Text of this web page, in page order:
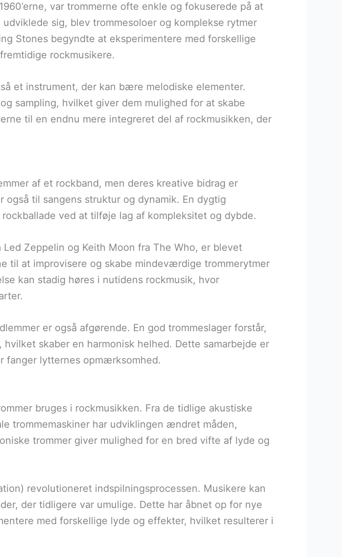
var trommerne ofte enkle og fokuserede på at
sig, blev trommesoloer og komplekse rytmer
Stones begyndte at eksperimentere med forskellige
rockmusikere.
et instrument, der kan bære melodiske elementer.
sampling, hvilket giver dem mulighed for at skabe
til en endnu mere integreret del af rockmusikken, der
af et rockband, men deres kreative bidrag er
til sangens struktur og dynamik. En dygtig
ved at tilføje lag af kompleksitet og dybde.
Zeppelin og Keith Moon fra The Who, er blevet
til at improvisere og skabe mindeværdige trommerytmer
kan stadig høres i nutidens rockmusik, hvor
er også afgørende. En god trommeslager forstår,
skaber en harmonisk helhed. Dette samarbejde er
fanger lytternes opmærksomhed.
bruges i rockmusikken. Fra de tidlige akustiske
trommemaskiner har udviklingen ændret måden,
trommer giver mulighed for en bred vifte af lyde og
revolutioneret indspilningsprocessen. Musikere kan
der tidligere var umulige. Dette har åbnet op for nye
med forskellige lyde og effekter, hvilket resulterer i